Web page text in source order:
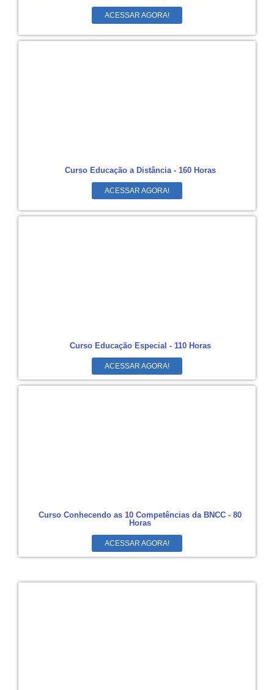
ACESSAR AGORA!
Curso Educação a Distância - 160 Horas
ACESSAR AGORA!
Curso Educação Especial - 110 Horas
ACESSAR AGORA!
Curso Conhecendo as 10 Competências da BNCC - 80
Horas
ACESSAR AGORA!